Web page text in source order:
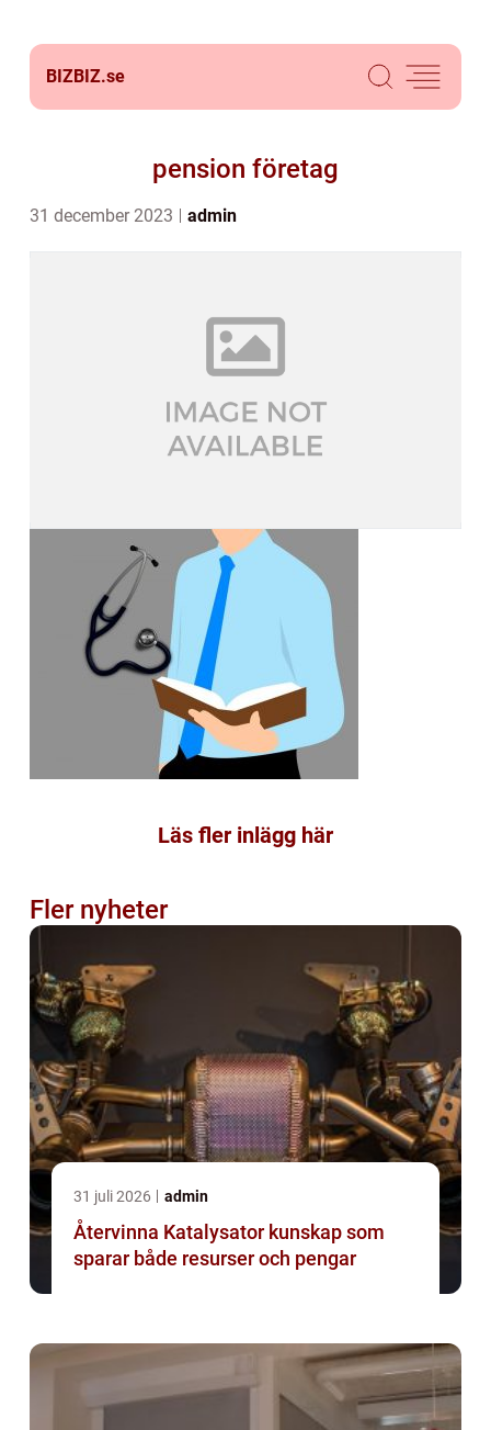
BIZBIZ.se
pension företag
31 december 2023 admin
Läs fler inlägg här
Fler nyheter
31 juli 2026 admin
Återvinna Katalysator kunskap som
sparar både resurser och pengar